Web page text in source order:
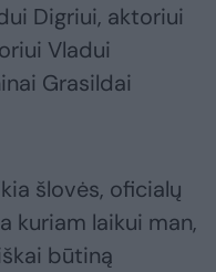
Digriui, aktoriui
Vladui
Grasildai
šlovės, oficialų
kuriam laikui man,
būtiną